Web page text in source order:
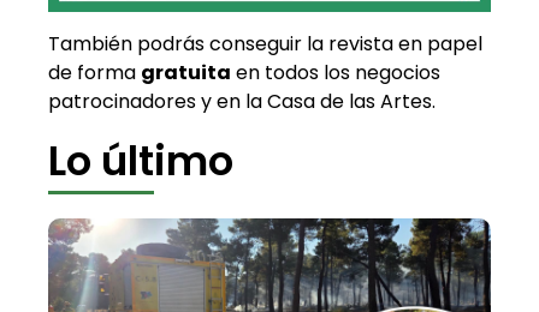
También podrás conseguir la revista en papel
de forma gratuita en todos los negocios
patrocinadores y en la Casa de las Artes.
Lo último